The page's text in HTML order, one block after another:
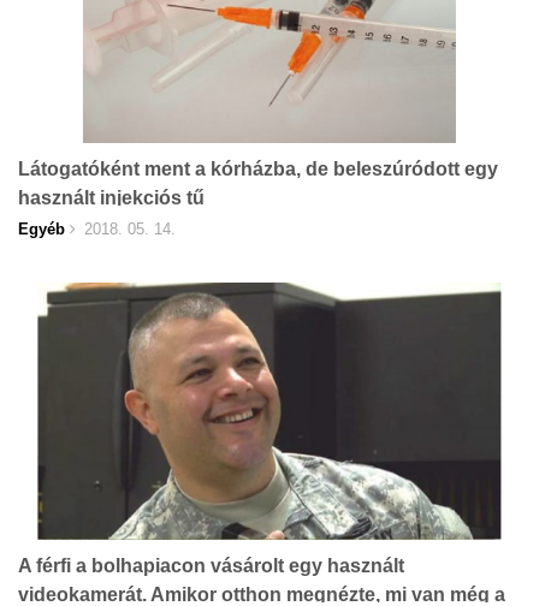
Látogatóként ment a kórházba, de beleszúródott egy
használt injekciós tű
Egyéb 2018. 05. 14.
A férfi a bolhapiacon vásárolt egy használt
videokamerát. Amikor otthon megnézte, mi van még a